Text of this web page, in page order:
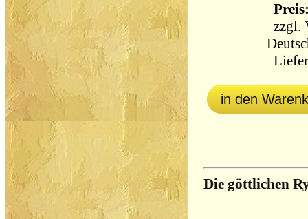
zzgl.
in den
Die göttlichen